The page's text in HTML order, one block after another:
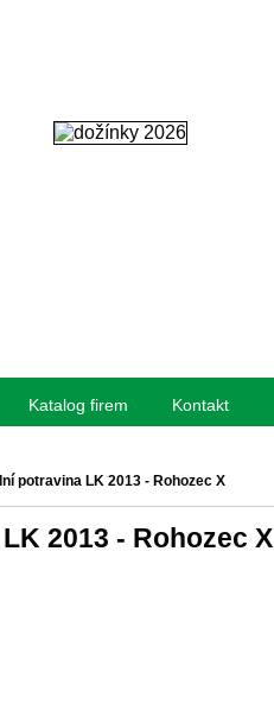
Katalog firem Kontakt
potravina LK 2013 - Rohozec X
2013 - Rohozec X